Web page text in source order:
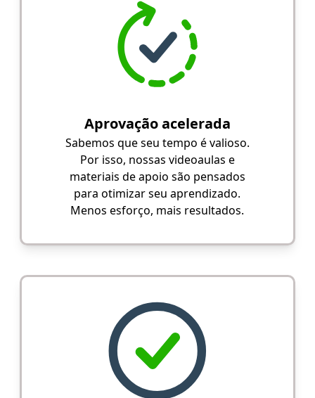
Aprovação acelerada
Sabemos que seu tempo é valioso.
Por isso, nossas videoaulas e
materiais de apoio são pensados
para otimizar seu aprendizado.
Menos esforço, mais resultados.